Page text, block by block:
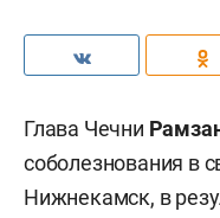
Глава Чечни
соболезнования в
Нижнекамск, в